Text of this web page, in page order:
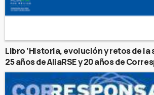
Libro ‘Historia, evolución y retos de la
25 años de AliaRSE y 20 años de